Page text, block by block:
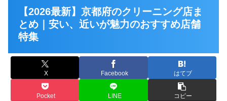
【2026最新】京都府のクリーニング店ま
とめ｜安い、近いが魅力のおすすめ店舗
特集
X Facebook はてブ
Pocket LINE コピー